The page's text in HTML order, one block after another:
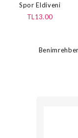
Spor Eldiveni
TL13.00